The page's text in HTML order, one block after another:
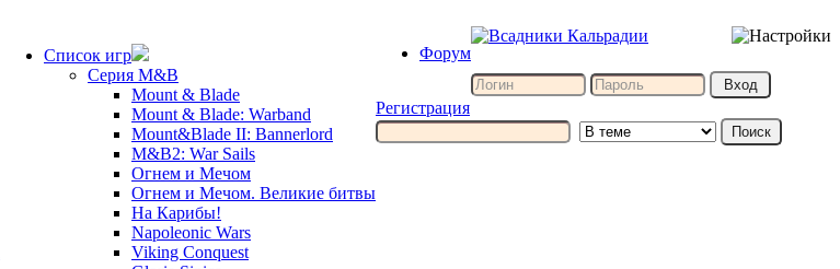
Список игр
Серия M&B
Mount & Blade
Mount & Blade: Warband
Mount&Blade II: Bannerlord
M&B2: War Sails
Огнем и Мечом
Огнем и Мечом. Великие битвы
На Карибы!
Napoleonic Wars
Viking Conquest
Форум
Регистрация